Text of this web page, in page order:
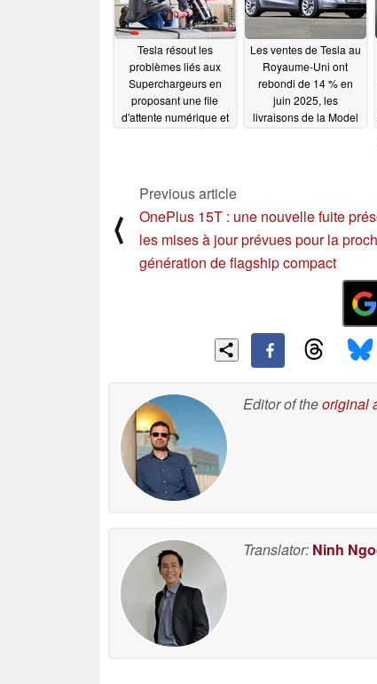
Tesla résout les
problèmes liés aux
Superchargeurs en
proposant une file
d'attente numérique et
Les ventes de Tesla au
Royaume-Uni ont
rebondi de 14 % en
juin 2025, les
livraisons de la Model
⟨
Previous article
OnePlus 15T : une nouvelle fuite
les mises à jour prévues pour la
génération de flagship compact
Editor of theoriginal
Translator: Ninh